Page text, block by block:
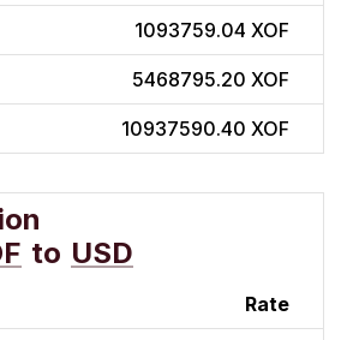
1093759.04 XOF
5468795.20 XOF
10937590.40 XOF
to USD
Rate